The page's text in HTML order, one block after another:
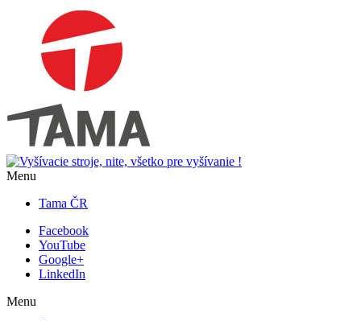
Menu
Tama ČR
Facebook
YouTube
Google+
LinkedIn
Menu